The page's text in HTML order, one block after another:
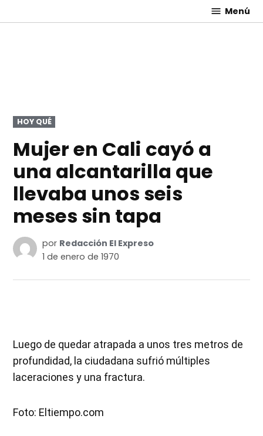
al El
Menú
PUBLICADO
EN
HOY QUÉ
Mujer en Cali cayó a
una alcantarilla que
llevaba unos seis
meses sin tapa
por Redacción El Expreso
1 de enero de 1970
Luego de quedar atrapada a unos tres metros de
profundidad, la ciudadana sufrió múltiples
laceraciones y una fractura.
Foto: Eltiempo.com